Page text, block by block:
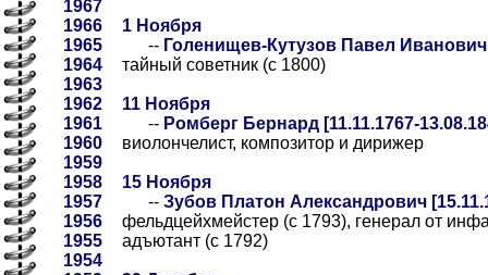
1967
1966
1965
1964
1963
1962
1961
1960
1959
1958
1957
1956
1955
1954
1 Ноября
-- Голенищев-Кутузов Павел Иванович
тайный советник (с 1800)
11 Ноября
-- Ромберг Бернард [11.11.1767-
виолончелист, композитор и дирижер
15 Ноября
-- Зубов Платон Александрович
фельдцейхмейстер (с 1793), генерал от
адъютант (с 1792)